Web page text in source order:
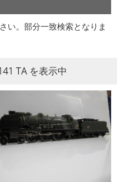
い。部分一致検索となりま
TA を表示中